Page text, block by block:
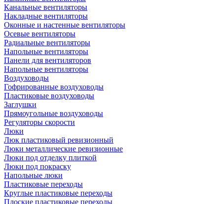
Канальные вентиляторы
Накладные вентиляторы
Оконные и настенные вентиляторы
Осевые вентиляторы
Радиальные вентиляторы
Напольные вентиляторы
Панели для вентиляторов
Напольные вентиляторы
Воздуховоды
Гофрированные воздуховоды
Пластиковые воздуховоды
Заглушки
Прямоугольные воздуховоды
Регуляторы скорости
Люки
Люк пластиковый ревизионный
Люки металлические ревизионные
Люки под отделку плиткой
Люки под покраску
Напольные люки
Пластиковые переходы
Круглые пластиковые переходы
Плоские пластиковые переходы